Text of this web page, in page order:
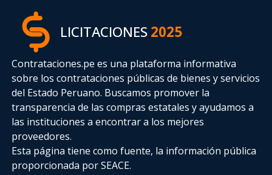
LICITACIONES2025
Contrataciones.pe es una plataforma informativa
sobre los contrataciones públicas de bienes y servicios
del Estado Peruano. Buscamos promover la
transparencia de las compras estatalesy ayudamos a
las instituciones a encontrar a los mejores
proveedores.
Esta página tiene como fuente, la información pública
proporcionada por SEACE.